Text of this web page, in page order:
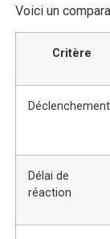
Voici un
Critère
Déclenchement
Délai de
réaction